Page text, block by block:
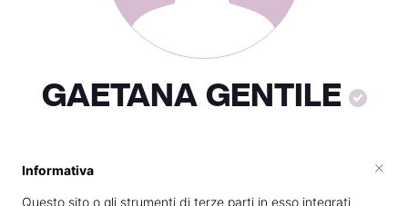
GAETANA GENTILE
Informativa
Questo sito o gli strumenti di terze parti in esso integrati
×